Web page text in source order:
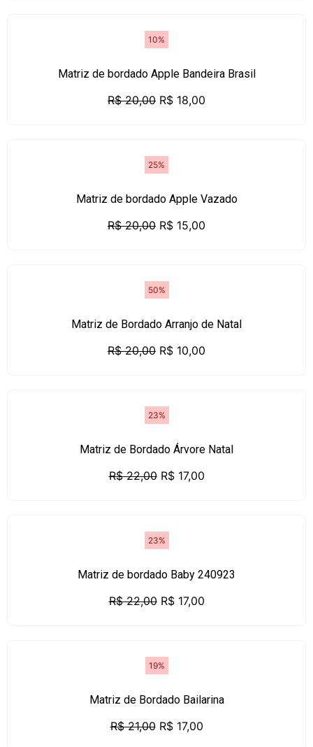
10%
Matriz de bordado Apple Bandeira Brasil
R$20,00 R$ 18,00
25%
Matriz de bordado Apple Vazado
R$20,00 R$ 15,00
50%
Matriz de Bordado Arranjo de Natal
R$20,00 R$ 10,00
23%
Matriz de Bordado Árvore Natal
R$22,00 R$17,00
23%
Matriz de bordado Baby 240923
R$22,00 R$17,00
19%
Matriz de Bordado Bailarina
R$21,00 R$17,00